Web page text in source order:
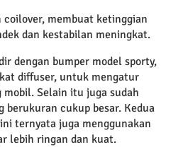
coilover, membuat ketinggian
dan kestabilan meningkat.
dengan bumper model sporty,
diffuser, untuk mengatur
Selain itu juga sudah
berukuran cukup besar. Kedua
ternyata juga menggunakan
lebih ringan dan kuat.